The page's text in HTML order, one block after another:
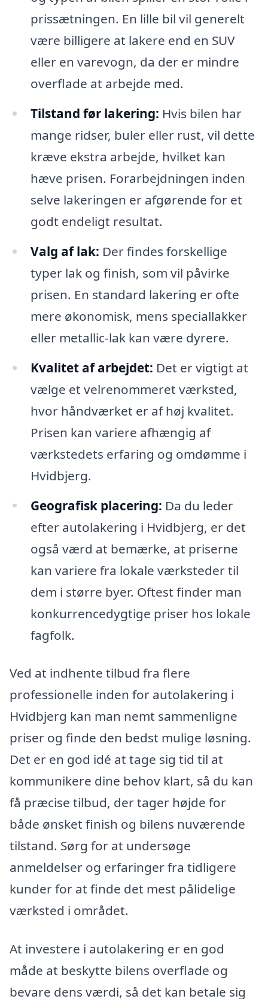
prissætningen. En lille bil vil generelt
være billigere at lakere end en SUV
eller en varevogn, da der er mindre
overflade at arbejde med.
Tilstand før lakering: Hvis bilen har
mange ridser, buler eller rust, vil dette
kræve ekstra arbejde, hvilket kan
hæve prisen. Forarbejdningen inden
selve lakeringen er afgørende for et
godt endeligt resultat.
Valg af lak: Der findes forskellige
typer lak og finish, som vil påvirke
prisen. En standard lakering er ofte
mere økonomisk, mens speciallakker
eller metallic-lak kan være dyrere.
Kvalitet af arbejdet: Det er vigtigt at
vælge et velrenommeret værksted,
hvor håndværket er af høj kvalitet.
Prisen kan variere afhængig af
værkstedets erfaring og omdømme i
Hvidbjerg.
Geografisk placering: Da du leder
efter autolakering i Hvidbjerg, er det
også værd at bemærke, at priserne
kan variere fra lokale værksteder til
dem i større byer. Oftest finder man
konkurrencedygtige priser hos lokale
fagfolk.
Ved at indhente tilbud fra flere
professionelle inden for autolakering i
Hvidbjerg kan man nemt sammenligne
priser og finde den bedst mulige løsning.
Det er en god idé at tage sig tid til at
kommunikere dine behov klart, så du kan
få præcise tilbud, der tager højde for
både ønsket finish og bilens nuværende
tilstand. Sørg for at undersøge
anmeldelser og erfaringer fra tidligere
kunder for at finde det mest pålidelige
værksted i området.
At investere i autolakering er en god
måde at beskytte bilens overflade og
bevare dens værdi, så det kan betale sig